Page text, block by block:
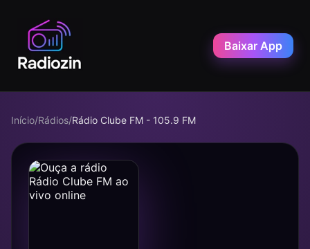
Baixar App
Início/Rádios/Rádio Clube FM - 105.9 FM